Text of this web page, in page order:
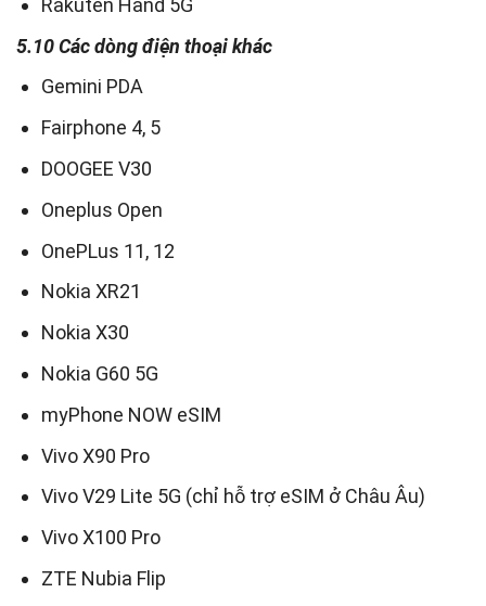
Rakuten Hand 5G
5.10 Các dòng điện thoại khác
Gemini PDA
Fairphone 4, 5
DOOGEE V30
Oneplus Open
OnePLus 11, 12
Nokia XR21
Nokia X30
Nokia G60 5G
myPhone NOW eSIM
Vivo X90 Pro
Vivo V29 Lite 5G (chỉ hỗ trợ eSIM ở Châu Âu)
Vivo X100 Pro
ZTE Nubia Flip